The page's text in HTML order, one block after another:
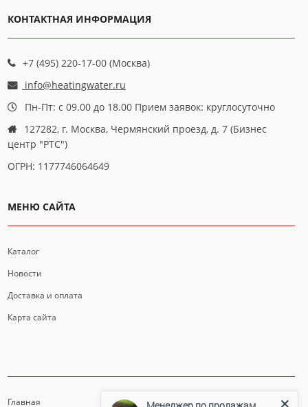
КОНТАКТНАЯ ИНФОРМАЦИЯ
+7 (495) 220-17-00 (Москва)
info@heatingwater.ru
Пн-Пт: с 09.00 до 18.00 Прием заявок: круглосуточно
127282, г. Москва, Чермянский проезд, д. 7 (Бизнес
центр "РТС")
ОГРН: 1177746064649
МЕНЮ САЙТА
Каталог
Новости
Доставка и оплата
Карта сайта
Главная